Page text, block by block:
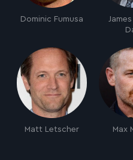
Dominic Fumusa
Matt Letscher Max